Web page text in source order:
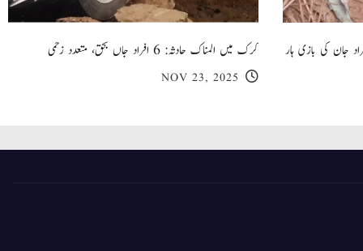
گھر کی چھت گرنے کا سانحہ: 5 افراد جان کی بازی ہار
کرک میں المناک حادثہ: 6 افراد جاں بحق، متعدد زخمی
NOV 23, 2025